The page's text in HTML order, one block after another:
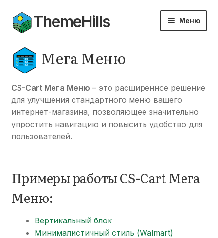
Перейти
к
Перейти
к
ThemeHills Меню
Темы
Модули
Документация
Мой аккаунт
Мега Меню
CS-Cart Мега Меню – это расширенное решение
для улучшения стандартного меню вашего
интернет-магазина, позволяющее значительно
упростить навигацию и повысить удобство для
пользователей.
Примеры работы CS-Cart Мега
Меню:
Вертикальный блок
Минималистичный стиль (Walmart)